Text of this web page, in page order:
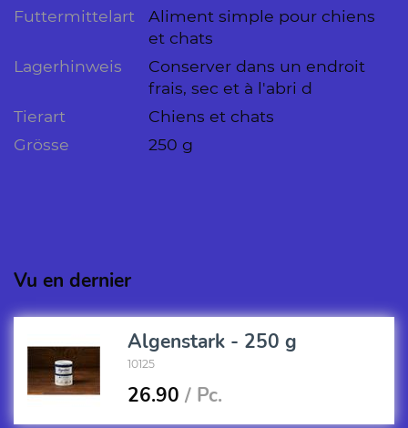
Futtermittelart
Aliment simple pour chiens
et chats
Lagerhinweis
Conserver dans un endroit
frais, sec et à l'abri d
Tierart
Chiens et chats
Grösse
250 g
Vu en dernier
Algenstark - 250 g
10125
26.90 / Pc.